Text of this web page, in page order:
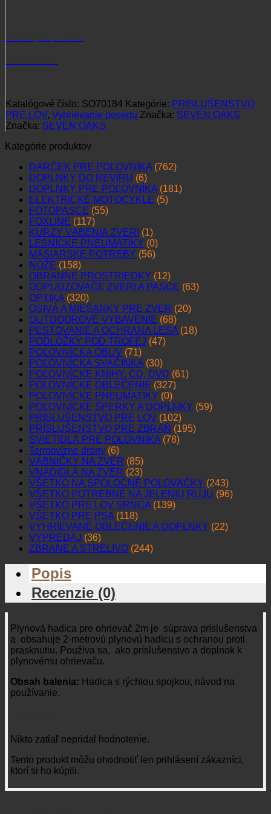
Katalógové číslo: SO70184 Kategórie: PRÍSLUŠENSTVO
PRE LOV, Vyhrievanie posedu Značka: SEVEN OAKS
Značka: SEVEN OAKS
Kategórie produktov
DARČEK PRE POĽOVNÍKA (762)
DOPLNKY DO REVÍRU (6)
DOPLNKY PRE POĽOVNÍKA (181)
ELEKTRICKÉ MOTOCYKLE (5)
FOTOPASCE (55)
FOXLINE (117)
KURZY VÁBENIA ZVERI (1)
LESNÍCKE PNEUMATIKY (0)
MÄSIARSKE POTREBY (56)
NOŽE (158)
OBRANNÉ PROSTRIEDKY (12)
ODPUDZOVAČE ZVERI A PASCE (63)
OPTIKA (320)
OSIVÁ A MIEŠANKY PRE ZVER (20)
OUTDOOROVÉ VYBAVENIE (68)
PESTOVANIE A OCHRANA LESA (18)
PODLOŽKY POD TROFEJ (47)
POĽOVNÍCKA OBUV (71)
POĽOVNÍCKA SVAČINKA (30)
POĽOVNÍCKE KNIHY, CD, DVD (61)
POĽOVNÍCKE OBLEČENIE (327)
POĽOVNÍCKE PNEUMATIKY (0)
POĽOVNÍCKE ŠPERKY A DOPLNKY (59)
PRÍSLUŠENSTVO PRE LOV (102)
PRÍSLUŠENSTVO PRE ZBRAŇ (195)
SVIETIDLÁ PRE POĽOVNÍKA (78)
Termovízne drony (6)
VÁBNIČKY NA ZVER (85)
VNADIDLÁ NA ZVER (23)
VŠETKO NA SPOLOČNÉ POĽOVAČKY (243)
VŠETKO POTREBNÉ NA JELENIU RUJU (96)
VŠETKO PRE LOV SRNCA (139)
VŠETKO PRE PSA (118)
VYHRIEVANÉ OBLEČENIE A DOPLNKY (22)
VÝPREDAJ (36)
ZBRANE A STRELIVO (244)
Popis
Recenzie (0)
Plynová hadica pre ohrievač 2m je súprava príslušenstva
a obsahuje 2-metrovú plynovú hadicu s ochranou proti
prasknutiu. Používa sa, ako príslušenstvo a doplnok k
plynovému ohrievaču.
Obsah balenia: Hadica s rýchlou spojkou, návod na
používanie.
Nikto zatiaľ nepridal hodnotenie.
Tento produkt môžu ohodnotiť len prihlásení zákazníci,
ktorí si ho kúpili.